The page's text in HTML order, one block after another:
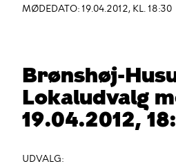
her
MØDEDATO: 19.04.2012, KL. 18:30
Brønshøj-
Lokaludvalg
19.04.2012,
UDVALG